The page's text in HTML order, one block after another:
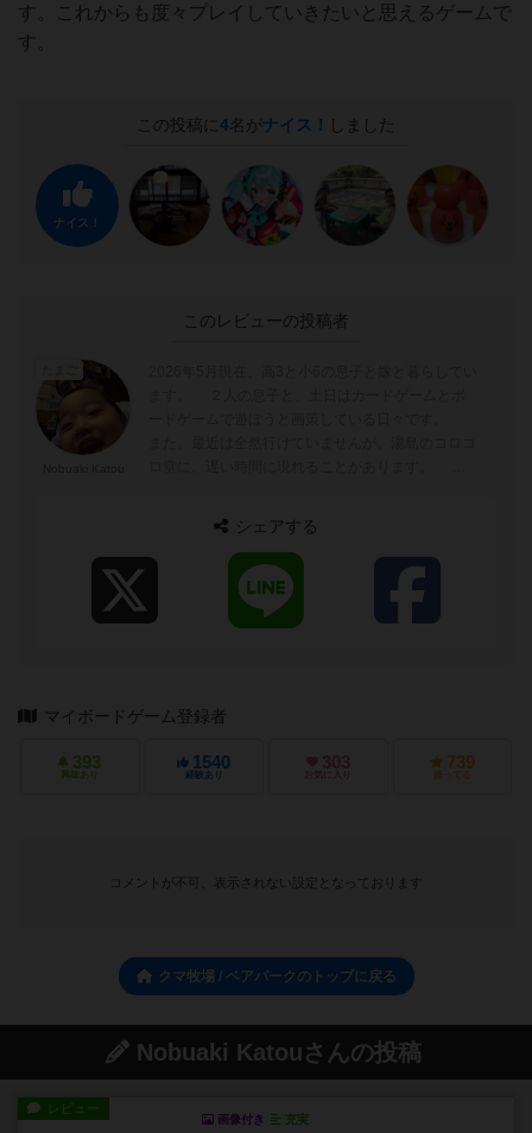
す。これからも度々プレイしていきたいと思えるゲームで
す。
この投稿に 4名がナイス！ しました
ナイス！
このレビューの投稿者
シェアする
マイボードゲーム登録者
393
興味あり
1540
経験あり
303
お気に入り
739
持ってる
コメントが不可、表示されない設定となっております
クマ牧場 / ベアパークのトップに戻る
Nobuaki Katouさんの投稿
レビュー
画像付き 充実